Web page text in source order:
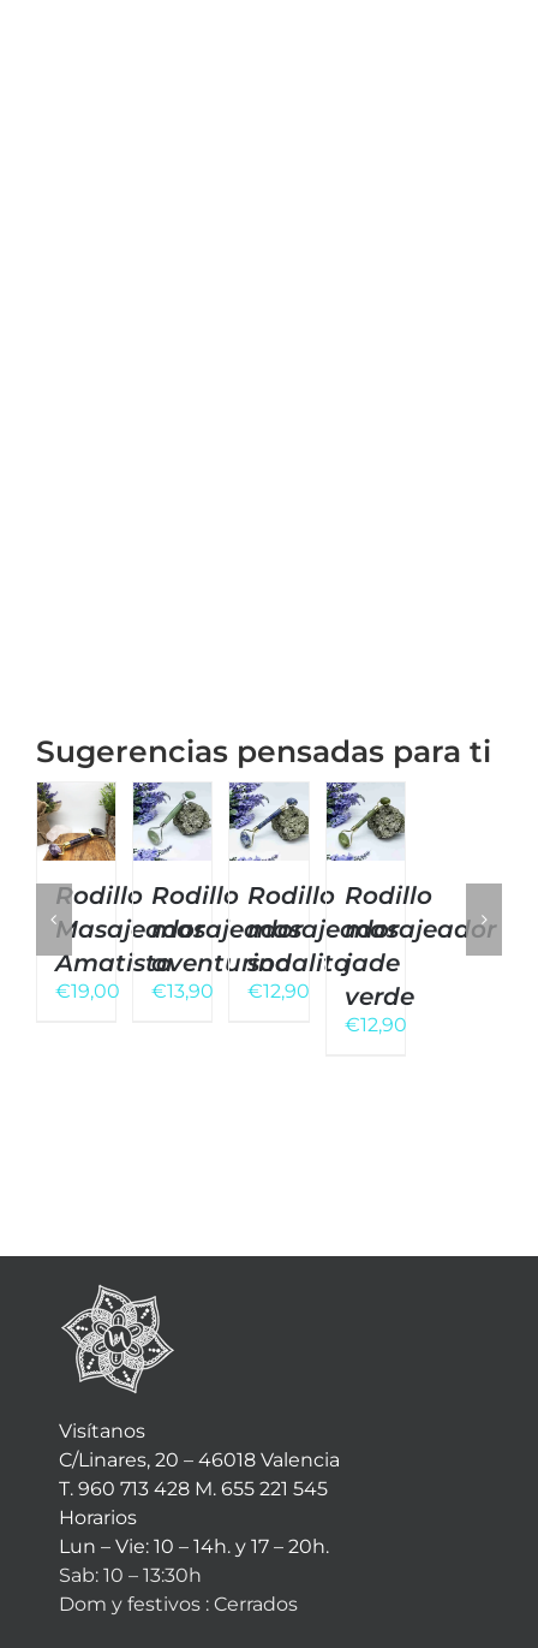
Sugerencias pensadas para ti
Rodillo
Masajeador
Amatista
€19,00
Rodillo
masajeador
aventurina
€13,90
Rodillo
masajeador
sodalita
€12,90
Rodillo
masajeador
jade
verde
€12,90
Visítanos
C/Linares, 20 – 46018 Valencia
T. 960 713 428 M. 655 221 545
Horarios
Lun – Vie: 10 – 14h. y 17 – 20h.
Sab: 10 – 13:30h
Dom y festivos : Cerrados